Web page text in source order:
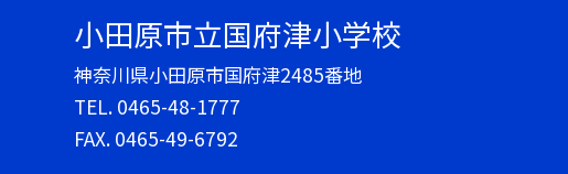
小田原市立国府津小学校
神奈川県小田原市国府津2485番地
TEL. 0465-48-1777
FAX. 0465-49-6792